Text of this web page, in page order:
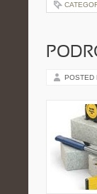
POSTED